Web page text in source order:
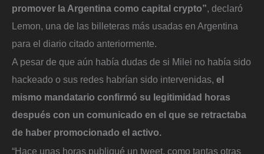
promover la Argentina como capital crypto” , declaró
Lemon, una de las billeteras más usadas en Argentina
para el diario citado anteriormente.
A pesar de que aún había dudas de si Milei no había sido
hackeado o sus redes habrían sido intervenidas, el
mismo mandatario confirmó su legitimidad horas
después con un comunicado en el que se retractaba
de haber promocionado el activo.
“Hace unas horas publiqué un tweet, como tantas otras